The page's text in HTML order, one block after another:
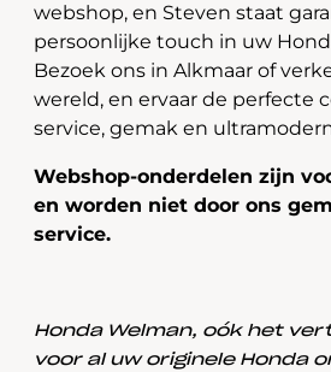
webshop, en Steven staat
persoonlijke touch in uw
Bezoek ons in Alkmaar of
wereld, en ervaar de perfecte
service, gemak en
Webshop-onderdelen zijn
en worden niet door ons
service.
Honda Welman, oók het
voor al uw originele Honda